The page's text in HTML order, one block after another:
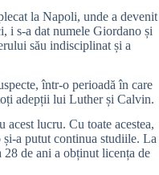
la Napoli, unde a devenit
i s-a dat numele Giordano și
său indisciplinat și a
într-o perioadă în care
adepții lui Luther și Calvin.
lucru. Cu toate acestea,
a putut continua studiile. La
de ani a obținut licența de